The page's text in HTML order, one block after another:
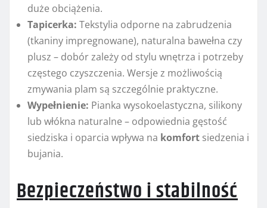
duże obciążenia.
Tapicerka: Tekstylia odporne na zabrudzenia
(tkaniny impregnowane), naturalna bawełna czy
plusz – dobór zależy od stylu wnętrza i potrzeby
częstego czyszczenia. Wersje z możliwością
zmywania plam są szczególnie praktyczne.
Wypełnienie: Pianka wysokoelastyczna, silikony
lub włókna naturalne – odpowiednia gęstość
siedziska i oparcia wpływa na komfort siedzenia i
bujania.
Bezpieczeństwo i stabilność